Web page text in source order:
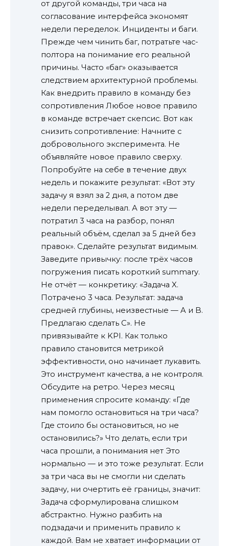
от другой команды, три часа на
согласование интерфейса экономят
недели переделок. Инциденты и баги.
Прежде чем чинить баг, потратьте час-
полтора на понимание его реальной
причины. Часто «баг» оказывается
следствием архитектурной проблемы.
Как внедрить правило в команду без
сопротивления Любое новое правило
в команде встречает скепсис. Вот как
снизить сопротивление: Начните с
добровольного эксперимента. Не
объявляйте новое правило сверху.
Попробуйте на себе в течение двух
недель и покажите результат: «Вот эту
задачу я взял за 2 дня, а потом две
недели переделывал. А вот эту —
потратил 3 часа на разбор, понял
реальный объём, сделал за 5 дней без
правок». Сделайте результат видимым.
Заведите привычку: после трёх часов
погружения писать короткий summary.
Не отчёт — конкретику: «Задача X.
Потрачено 3 часа. Результат: задача
средней глубины, неизвестные — A и B.
Предлагаю сделать C». Не
привязывайте к KPI. Как только
правило становится метрикой
эффективности, оно начинает лукавить.
Это инструмент качества, а не контроля.
Обсудите на ретро. Через месяц
применения спросите команду: «Где
нам помогло остановиться на три часа?
Где стоило бы остановиться, но не
остановились?» Что делать, если три
часа прошли, а понимания нет Это
нормально — и это тоже результат. Если
за три часа вы не смогли ни сделать
задачу, ни очертить её границы, значит:
Задача сформулирована слишком
абстрактно. Нужно разбить на
подзадачи и применить правило к
каждой. Вам не хватает информации от